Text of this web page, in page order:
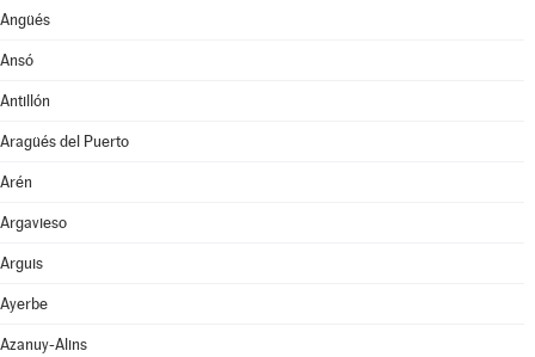
Angüés
Ansó
Antillón
Aragüés del Puerto
Arén
Argavieso
Arguis
Ayerbe
Azanuy-Alins